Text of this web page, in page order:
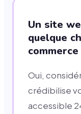
Un site
quelque
commerce
Oui,
crédibilise
accessible